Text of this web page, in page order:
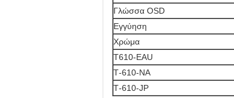
Γλώσσα OSD
Εγγύηση
Χρώμα
T610-EAU
Τ-610-ΝΑ
Τ-610-JP